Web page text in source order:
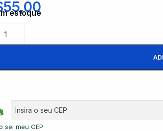
55,00
estoque
sei meu CEP